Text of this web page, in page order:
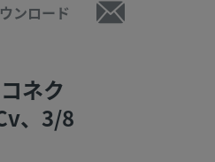
ンロード
ネク
、3/8